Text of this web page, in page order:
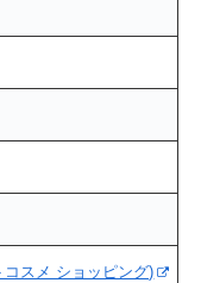
スメ ショッピング)